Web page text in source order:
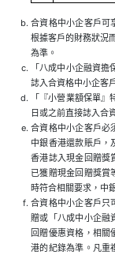
合資格中小企客戶可
根據客戶的財務狀況
為準。
「八成中小企融資
誌入合資格中小企客
「『小營業額保單
日或之前直接誌入合
合資格中小企客戶必
中銀香港還款賬戶，
香港誌入現金回贈獎
已獲贈現金回贈獎賞
時符合相關要求，中
合資格中小企客戶只
贈或「八成中小企融
回贈優惠資格，相關
港的紀錄為準。凡重